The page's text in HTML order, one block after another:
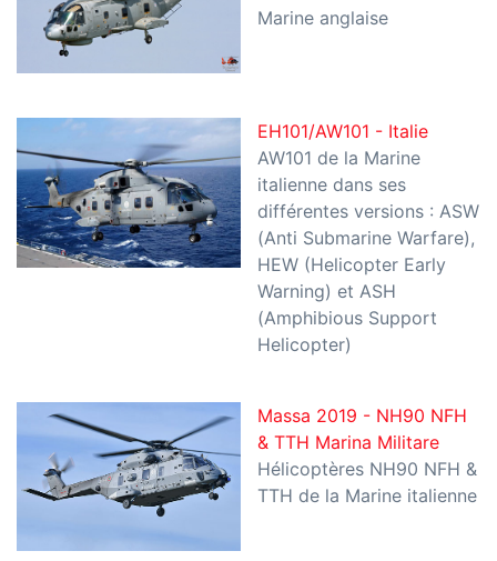
Marine anglaise
EH101/AW101 - Italie
AW101 de la Marine
italienne dans ses
différentes versions : ASW
(Anti Submarine Warfare),
HEW (Helicopter Early
Warning) et ASH
(Amphibious Support
Helicopter)
Massa 2019 - NH90 NFH
& TTH Marina Militare
Hélicoptères NH90 NFH &
TTH de la Marine italienne